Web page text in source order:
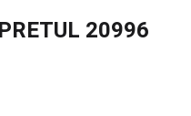
20996